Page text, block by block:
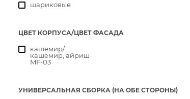
шариковые
ЦВЕТ КОРПУСА/ЦВЕТ ФАСАДА
кашемир/
кашемир, айриш
MF-03
УНИВЕРСАЛЬНАЯ СБОРКА (НА ОБЕ СТОРОНЫ)